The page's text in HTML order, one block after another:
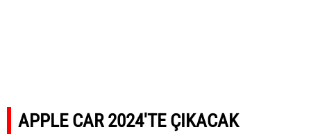
APPLE CAR 2024'TE ÇIKACAK